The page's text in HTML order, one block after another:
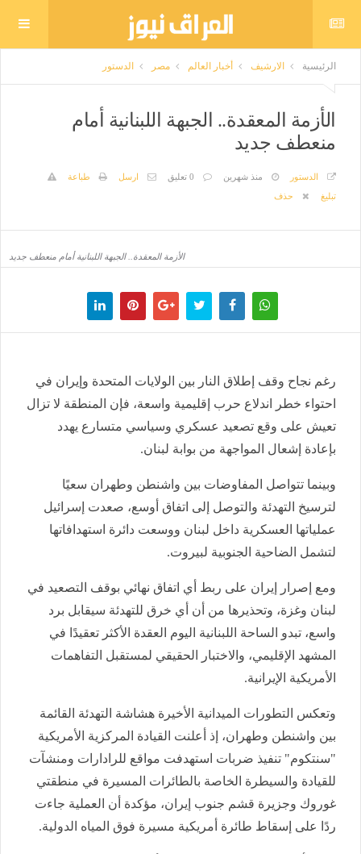
الرئيسية الارشيف أخبار العالم مصر الدستور
الأزمة المعقدة.. الجبهة اللبنانية أمام
منعطف جديد
الدستور منذ شهرين 0 تعليق ارسل
طباعة
تبليغ
حذف
الأزمة المعقدة.. الجبهة اللبنانية أمام منعطف جديد
رغم نجاح وقف إطلاق النار بين الولايات المتحدة وإيران في
احتواء خطر اندلاع حرب إقليمية واسعة، فإن المنطقة لا تزال
تعيش على وقع تصعيد عسكري وسياسي متسارع يهدد
بإعادة إشعال المواجهة من بوابة لبنان.
وبينما تتواصل المفاوضات بين واشنطن وطهران سعيًا
لترسيخ التهدئة والتوصل إلى اتفاق أوسع، صعدت إسرائيل
عملياتها العسكرية داخل لبنان ووسعت دائرة استهدافاتها
لتشمل الضاحية الجنوبية لبيروت.
ومع إصرار إيران على ربط أي اتفاق نهائي بوقف التصعيد في
لبنان وغزة، وتحذيرها من أن أي خرق للتهدئة سيقابل برد
واسع، تبدو الساحة اللبنانية اليوم العقدة الأكثر تعقيدًا في
المشهد الإقليمي، والاختبار الحقيقي لمستقبل التفاهمات
الأمريكية الإيرانية.
وتعكس التطورات الميدانية الأخيرة هشاشة التهدئة القائمة
بين واشنطن وطهران، إذ أعلنت القيادة المركزية الأمريكية
"سنتكوم" تنفيذ ضربات استهدفت مواقع للرادارات ومنشآت
للقيادة والسيطرة الخاصة بالطائرات المسيرة في منطقتي
غوروك وجزيرة قشم جنوب إيران، مؤكدة أن العملية جاءت
ردًا على إسقاط طائرة أمريكية مسيرة فوق المياه الدولية.